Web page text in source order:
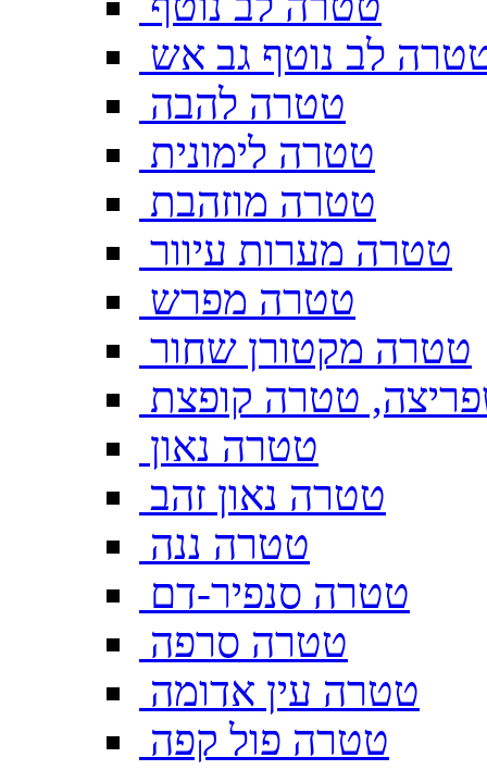
לב נוטף גב אש
טטרה להבה
טטרה לימונית
טטרה מוזהבת
טטרה מערות עיוור
טטרה מפרש
טטרה מקטורן שחור
טטרה קופצת
טטרה נאון
טטרה נאון זהב
טטרה ננה
טטרה סנפיר-דם
טטרה סרפה
טטרה עין אדומה
טטרה פול קפה